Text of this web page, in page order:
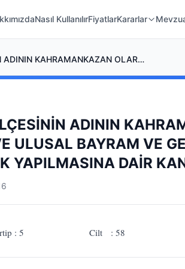
Nasıl KullanılırFiyatlarKararlar
ANKARA İLİ KAZAN İLÇESİNİN ADININ KAHRAMANKAZAN OLARAK DEĞİŞTİRİLMESİNE VE ULUSAL BAYRAM VE GENEL TATİLLER HAKKINDA KANUNDA DEĞİŞİKLİK YAPILMASINA DAİR KANUN
ADININ
ULUSAL BAYRAM VE
YAPILMASINA DAİR
: Tertip : 5 Cilt : 58